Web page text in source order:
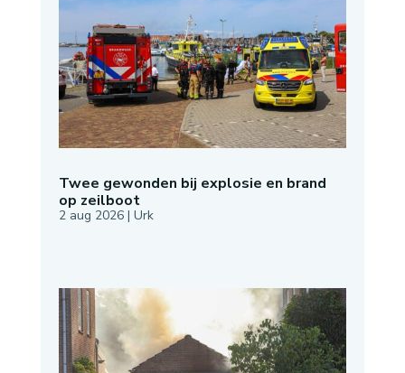
Twee gewonden bij explosie en brand
op zeilboot
2 aug 2026| Urk